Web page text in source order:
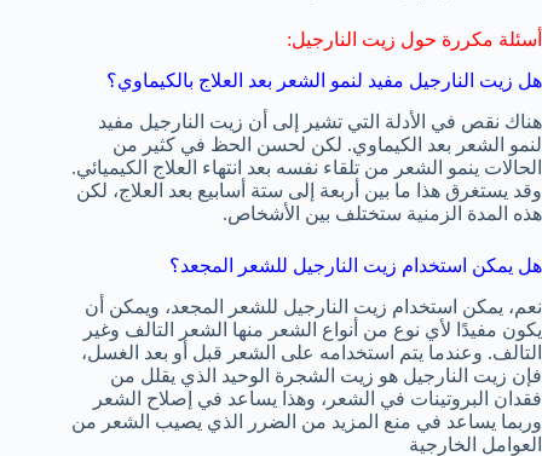
أسئلة مكررة حول زيت النارجيل:
هل زيت النارجيل مفيد لنمو الشعر بعد العلاج بالكيماوي؟
هناك نقص في الأدلة التي تشير إلى أن زيت النارجيل مفيد
لنمو الشعر بعد الكيماوي. لكن لحسن الحظ في كثير من
الحالات ينمو الشعر من تلقاء نفسه بعد انتهاء العلاج الكيميائي.
وقد يستغرق هذا ما بين أربعة إلى ستة أسابيع بعد العلاج، لكن
هذه المدة الزمنية ستختلف بين الأشخاص.
هل يمكن استخدام زيت النارجيل للشعر المجعد؟
نعم، يمكن استخدام زيت النارجيل للشعر المجعد، ويمكن أن
يكون مفيدًا لأي نوع من أنواع الشعر منها الشعر التالف وغير
التالف. وعندما يتم استخدامه على الشعر قبل أو بعد الغسل،
فإن زيت النارجيل هو زيت الشجرة الوحيد الذي يقلل من
فقدان البروتينات في الشعر، وهذا يساعد في إصلاح الشعر
وربما يساعد في منع المزيد من الضرر الذي يصيب الشعر من
العوامل الخارجية